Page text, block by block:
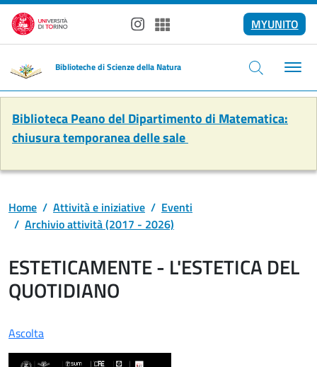
Salta al contenuto principale
Instagram
Spotify
MYUNITO
Biblioteche di Scienze della Natura
Biblioteca Peano del Dipartimento di Matematica:
chiusura temporanea delle sale
Home Attività e iniziative
Eventi
Archivio attività (2017 - 2026)
ESTETICAMENTE - L'ESTETICA DEL
QUOTIDIANO
Ascolta